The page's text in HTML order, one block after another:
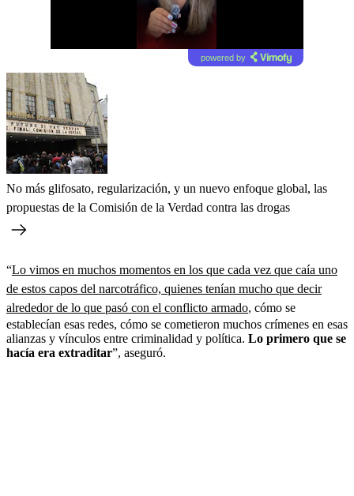
powered by
No más glifosato, regularización, y un nuevo enfoque global, las
propuestas de la Comisión de la Verdad contra las drogas
“Lo vimos en muchos momentos en los que cada vez que caía uno
de estos capos del narcotráfico, quienes tenían mucho que decir
alrededor de lo que pasó con el conflicto armado, cómo se
establecían esas redes, cómo se cometieron muchos crímenes en esas
alianzas y vínculos entre criminalidad y política. Lo primero que se
hacía era extraditar”, aseguró.